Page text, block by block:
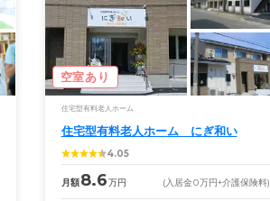
空室あり
住宅型有料老人ホーム
住宅型有料老人ホーム にぎ和い
4.05
月額8.6万円 (入居金0万円+介護保険料)